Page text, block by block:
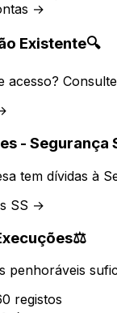
→
Existente🔍
acesso?
- Segurança
tem dívidas à
SS →
⚖️
penhoráveis
registos